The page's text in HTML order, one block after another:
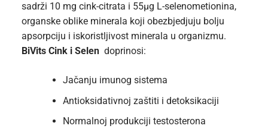
sadrži 10 mg cink-citrata i 55µg L-selenometionina,
organske oblike minerala koji obezbjedjuju bolju
apsorpciju i iskoristljivost minerala u organizmu.
BiVits Cink i Selen doprinosi:
Jačanju imunog sistema
Antioksidativnoj zaštiti i detoksikaciji
Normalnoj produkciji testosterona